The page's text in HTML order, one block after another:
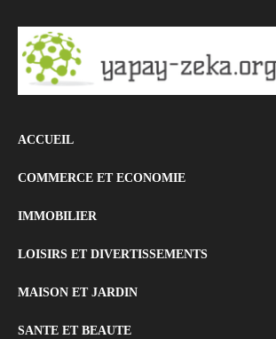
ACCUEIL
COMMERCE ET ECONOMIE
IMMOBILIER
LOISIRS ET DIVERTISSEMENTS
MAISON ET JARDIN
SANTE ET BEAUTE